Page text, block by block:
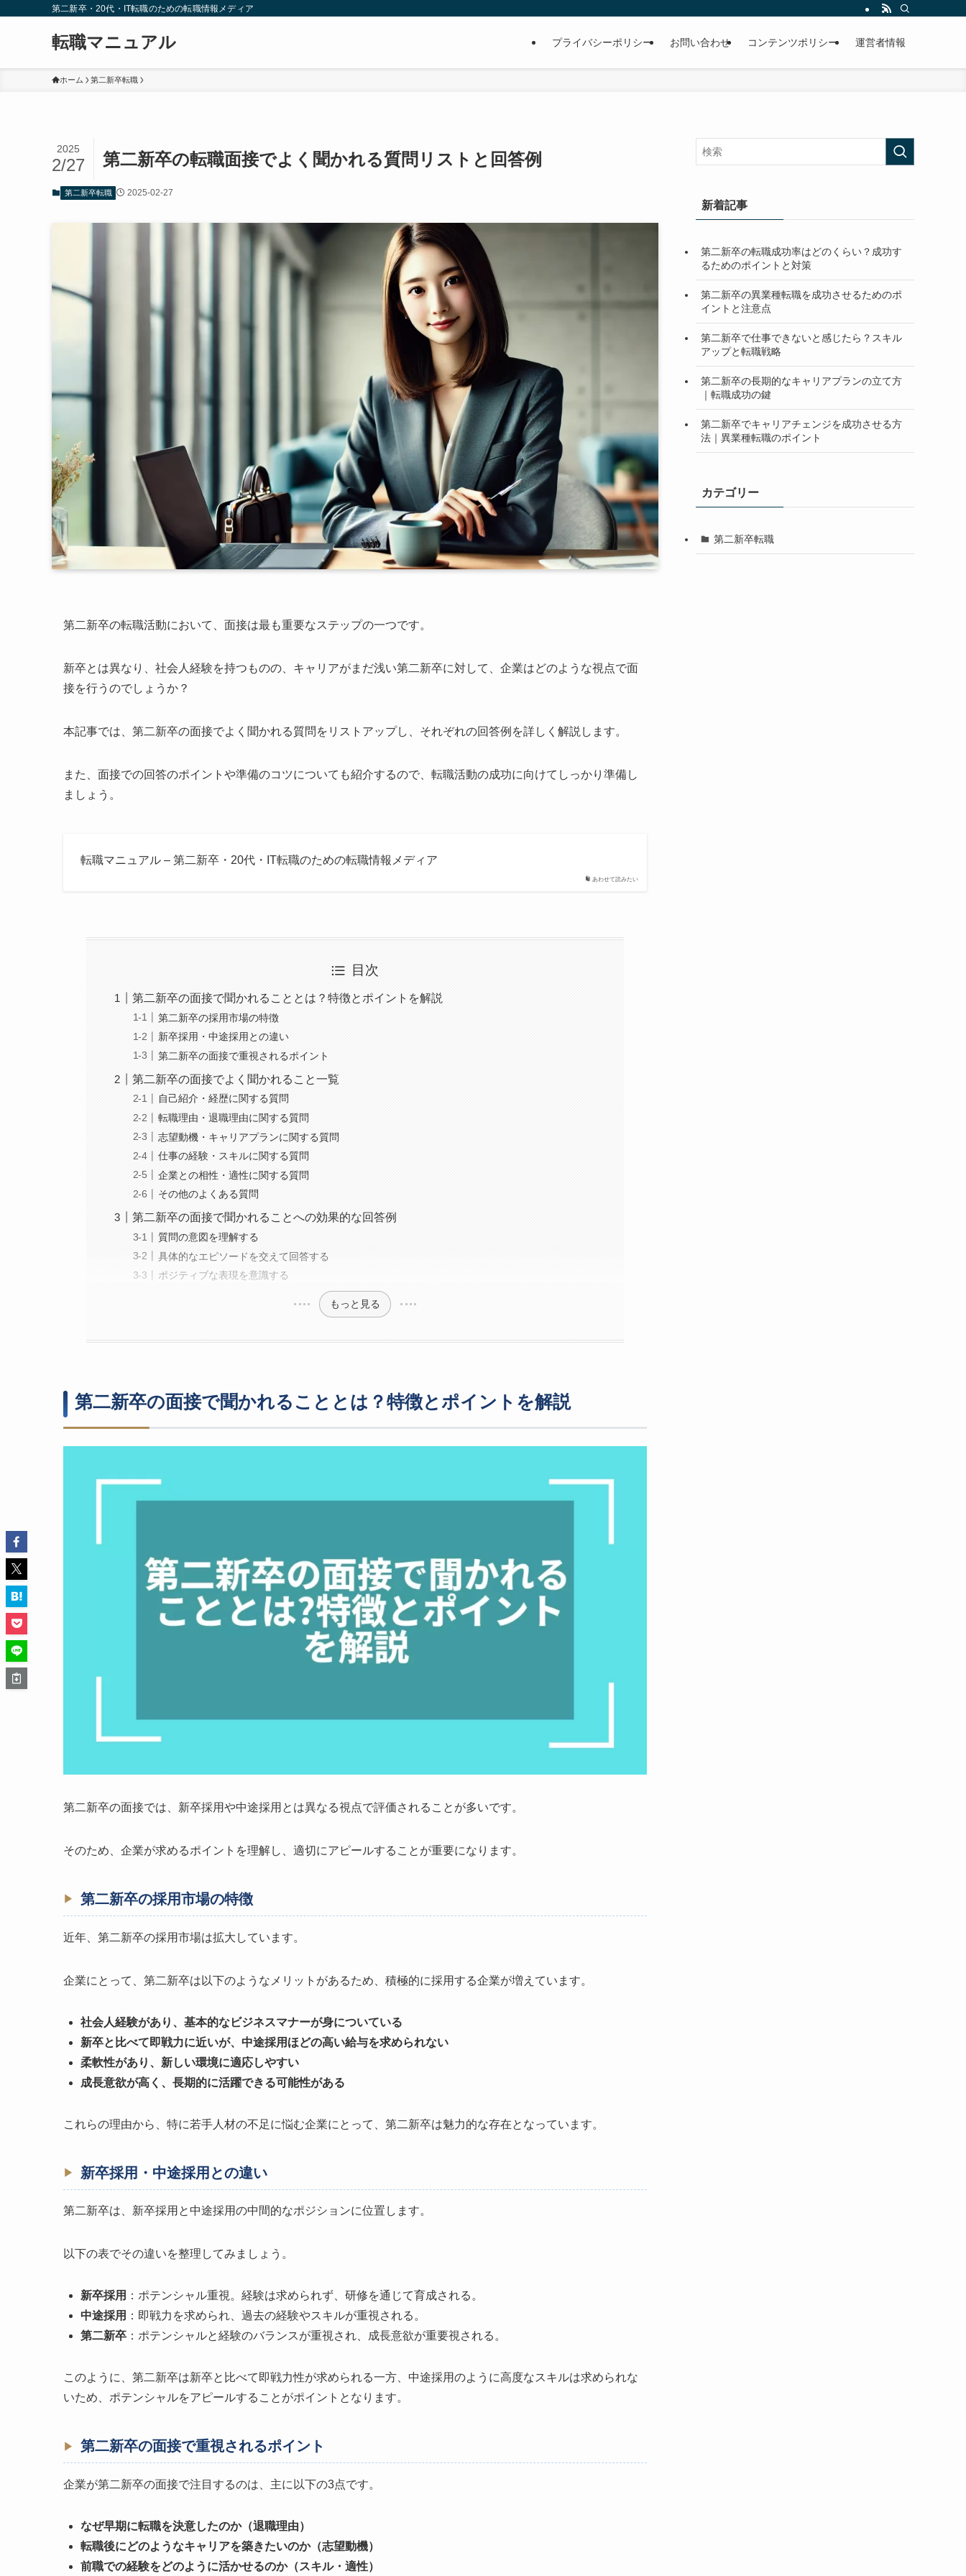
第二新卒・20代・IT転職のための転職情報メディア
転職マニュアル プライバシーポリシー お問い合わせ コンテンツポリシー 運営者情報
ホーム 第二新卒転職
第二新卒の転職面接でよく聞かれる質問リストと回答例
2025
2/27
第二新卒転職 2025-02-27
第二新卒の転職活動において、面接は最も重要なステップの一つです。
新卒とは異なり、社会人経験を持つものの、キャリアがまだ浅い第二新卒に対して、企業はどのような視点で面
接を行うのでしょうか？
本記事では、第二新卒の面接でよく聞かれる質問をリストアップし、それぞれの回答例を詳しく解説します。
また、面接での回答のポイントや準備のコツについても紹介するので、転職活動の成功に向けてしっかり準備し
ましょう。
あわせて読みたい
転職マニュアル – 第二新卒・20代・IT転職のための転職情報メディア
目次
第二新卒の面接で聞かれることとは？特徴とポイントを解説
第二新卒の採用市場の特徴
新卒採用・中途採用との違い
第二新卒の面接で重視されるポイント
第二新卒の面接でよく聞かれること一覧
自己紹介・経歴に関する質問
転職理由・退職理由に関する質問
志望動機・キャリアプランに関する質問
仕事の経験・スキルに関する質問
企業との相性・適性に関する質問
その他のよくある質問
第二新卒の面接で聞かれることへの効果的な回答例
質問の意図を理解する
具体的なエピソードを交えて回答する
ポジティブな表現を意識する
もっと見る
第二新卒の面接で聞かれることとは？特徴とポイントを解説
第二新卒の面接では、新卒採用や中途採用とは異なる視点で評価されることが多いです。
そのため、企業が求めるポイントを理解し、適切にアピールすることが重要になります。
第二新卒の採用市場の特徴
近年、第二新卒の採用市場は拡大しています。
企業にとって、第二新卒は以下のようなメリットがあるため、積極的に採用する企業が増えています。
社会人経験があり、基本的なビジネスマナーが身についている
新卒と比べて即戦力に近いが、中途採用ほどの高い給与を求められない
柔軟性があり、新しい環境に適応しやすい
成長意欲が高く、長期的に活躍できる可能性がある
これらの理由から、特に若手人材の不足に悩む企業にとって、第二新卒は魅力的な存在となっています。
新卒採用・中途採用との違い
第二新卒は、新卒採用と中途採用の中間的なポジションに位置します。
以下の表でその違いを整理してみましょう。
新卒採用 ：ポテンシャル重視。経験は求められず、研修を通じて育成される。
中途採用 ：即戦力を求められ、過去の経験やスキルが重視される。
第二新卒 ：ポテンシャルと経験のバランスが重視され、成長意欲が重要視される。
このように、第二新卒は新卒と比べて即戦力性が求められる一方、中途採用のように高度なスキルは求められな
いため、ポテンシャルをアピールすることがポイントとなります。
第二新卒の面接で重視されるポイント
企業が第二新卒の面接で注目するのは、主に以下の3点です。
なぜ早期に転職を決意したのか（退職理由）
転職後にどのようなキャリアを築きたいのか（志望動機）
前職での経験をどのように活かせるのか（スキル・適性）
新着記事
第二新卒の転職成功率はどのくらい？成功す
るためのポイントと対策
第二新卒の異業種転職を成功させるためのポ
イントと注意点
第二新卒で仕事できないと感じたら？スキル
アップと転職戦略
第二新卒の長期的なキャリアプランの立て方
｜転職成功の鍵
第二新卒でキャリアチェンジを成功させる方
法｜異業種転職のポイント
カテゴリー
第二新卒転職